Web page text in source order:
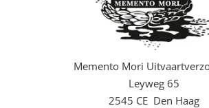
Memento Mori
Leyweg 65
2545 CE Den Haag